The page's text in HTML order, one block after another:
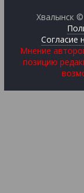
Хвалынск
Согласие
Мнение
позицию